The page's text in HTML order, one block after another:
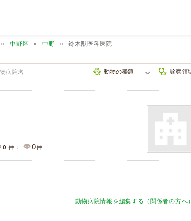
中野区 中野 鈴木獣医科医院
0 件： 0件
動物病院情報を編集する（関係者の方へ）